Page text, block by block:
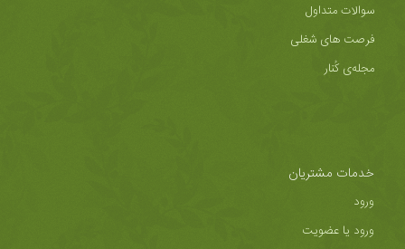
سوالات متداول
فرصت های شغلی
مجله‌ی کُنار
خدمات مشتریان
ورود
ورود یا عضویت